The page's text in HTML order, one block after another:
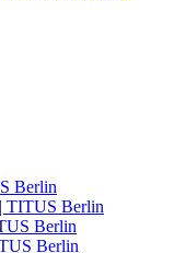
Berlin
TITUS Berlin
Berlin
Berlin